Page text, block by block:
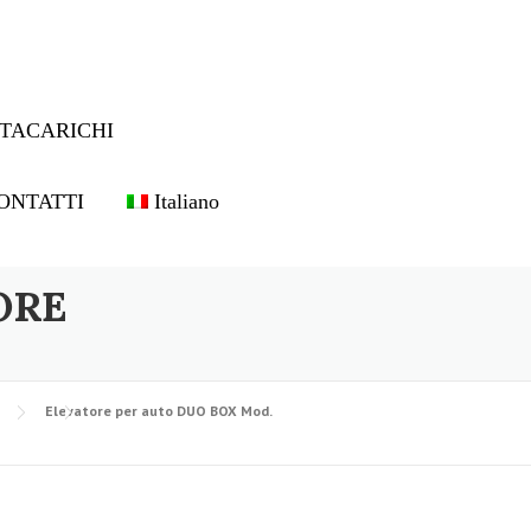
Italiano
Elevatore per auto DUO BOX Mod.